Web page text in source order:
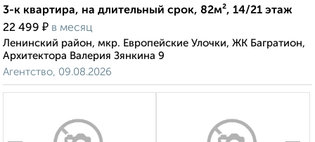
3-к квартира, на длительный срок, 82м², 14/21 этаж
22 499 ₽ в месяц
Ленинский район, мкр. Европейские Улочки, ЖК Багратион,
Архитектора Валерия Зянкина 9
Агентство, 09.08.2026